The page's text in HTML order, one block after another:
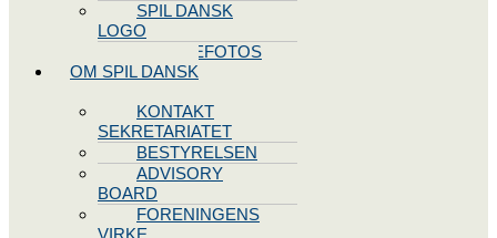
SPIL DANSK
LOGO
PRESSEFOTOS
OM SPIL DANSK
KONTAKT
SEKRETARIATET
BESTYRELSEN
ADVISORY
BOARD
FORENINGENS
VIRKE